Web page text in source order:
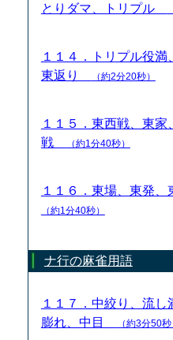
とりダマ、トリプル
１１４．トリプル役満
東返り
（約2分20秒）
１１５．東西戦、東
戦
（約1分40秒）
１１６．東場、東発
（約1分40秒）
ナ行の麻雀用語
１１７．中絞り、流
膨れ、中目
（約3分50秒